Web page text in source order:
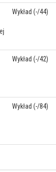
Wykład (-/44)
Wykład (-/42)
Wykład (-/84)